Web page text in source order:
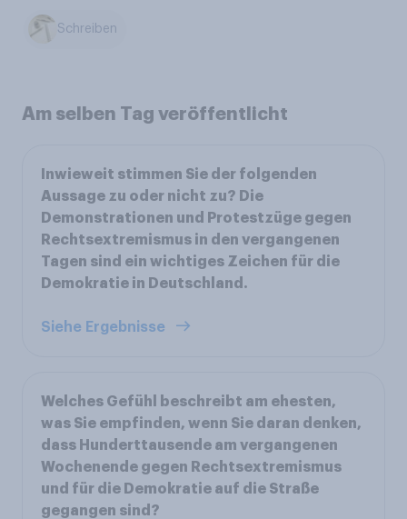
Schreiben
Am selben Tag veröffentlicht
Inwieweit stimmen Sie der folgenden
Aussage zu oder nicht zu? Die
Demonstrationen und Protestzüge gegen
Rechtsextremismus in den vergangenen
Tagen sind ein wichtiges Zeichen für die
Demokratie in Deutschland.
Siehe Ergebnisse
Welches Gefühl beschreibt am ehesten,
was Sie empfinden, wenn Sie daran denken,
dass Hunderttausende am vergangenen
Wochenende gegen Rechtsextremismus
und für die Demokratie auf die Straße
gegangen sind?